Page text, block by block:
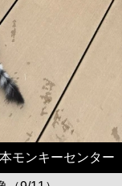
モンキーセンター